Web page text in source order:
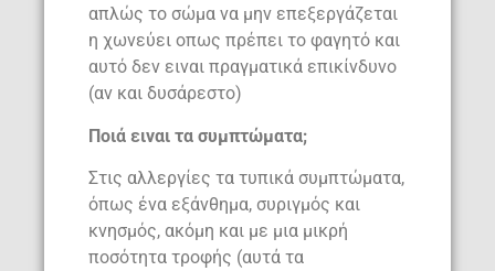
απλώς το σώμα να μην επεξεργάζεται
η χωνεύει οπως πρέπει το φαγητό και
αυτό δεν ειναι πραγματικά επικίνδυνο
(αν και δυσάρεστο)
Ποιά ειναι τα συμπτώματα;
Στις αλλεργίες τα τυπικά συμπτώματα,
όπως ένα εξάνθημα, συριγμός και
κνησμός, ακόμη και με μια μικρή
ποσότητα τροφής (αυτά τα